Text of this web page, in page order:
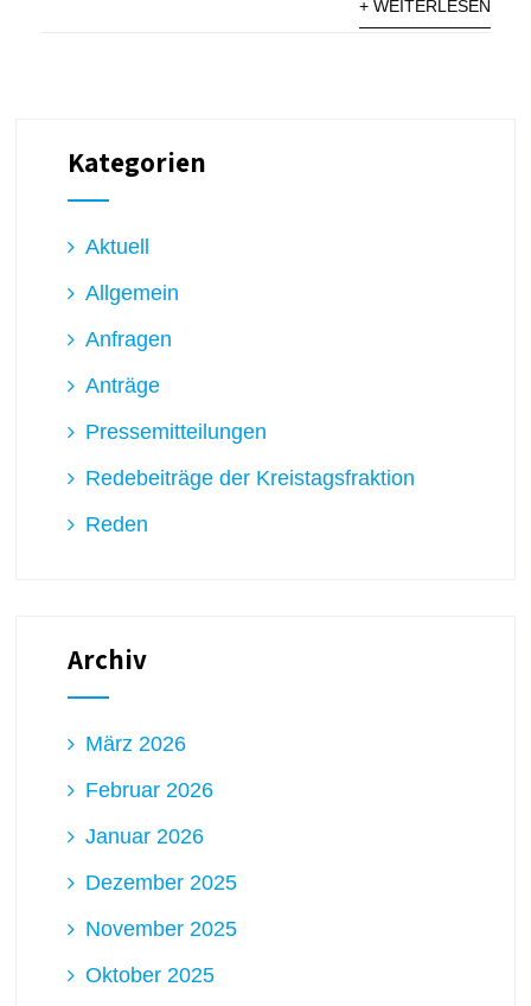
+ WEITERLESEN
Kategorien
Aktuell
Allgemein
Anfragen
Anträge
Pressemitteilungen
Redebeiträge der Kreistagsfraktion
Reden
Archiv
März 2026
Februar 2026
Januar 2026
Dezember 2025
November 2025
Oktober 2025